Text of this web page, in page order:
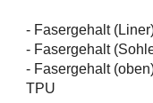
- Fasergehalt
- Fasergehalt
- Fasergehalt
TPU